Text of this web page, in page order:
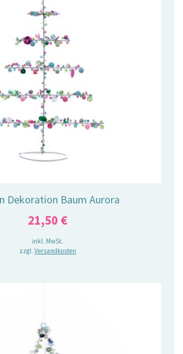
Dekoration Baum Aurora
21,50 €
inkl. MwSt.
zzgl. Versandkosten